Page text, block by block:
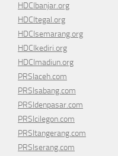
HDCIbanjar.org
HDCItegal.org
HDCIsemarang.org
HDCIkediri.org
HDCImadiun.org
PRSIaceh.com
PRSIsabang.com
PRSIdenpasar.com
PRSIcilegon.com
PRSItangerang.com
PRSIserang.com